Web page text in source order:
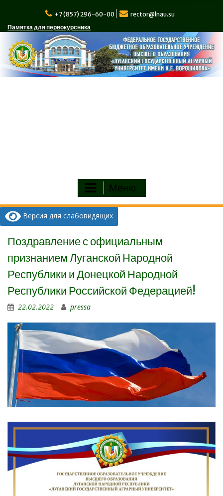
содержимому
+7 (857) 296-60-00
rector@lnau.su
Памятка для первокурсника
Меню
Версия для слабовидящих
Поздравление с официальным
признанием Луганской Народной
Республики и Донецкой Народной
Республики Российской Федерацией!
22.02.2022 pressa